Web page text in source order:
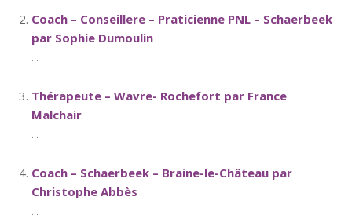
Coach – Conseillere – Praticienne PNL – Schaerbeek
par Sophie Dumoulin
...
Thérapeute – Wavre- Rochefort par France
Malchair
...
Coach – Schaerbeek – Braine-le-Château par
Christophe Abbès
...